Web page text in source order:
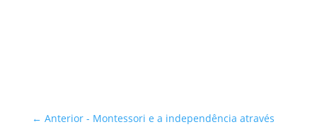
← Anterior - Montessori e a independência através